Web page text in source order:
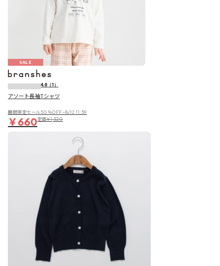
SALE
4.0 （1）
アソート長袖Tシャツ
期間限定セール50％OFF~8/12 11:59
￥660定価￥1,320